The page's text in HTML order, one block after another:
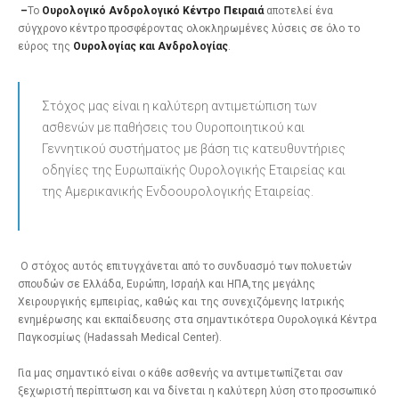
–Το Ουρολογικό Ανδρολογικό Κέντρο Πειραιάαποτελεί ένα
σύγχρονο κέντρο προσφέροντας ολοκληρωμένες λύσεις σε όλο το
εύρος της Ουρολογίας και Ανδρολογίας
Στόχος μας είναι η καλύτερη αντιμετώπιση των
ασθενών με παθήσεις του Ουροποιητικού και
Γεννητικού συστήματος με βάση τις κατευθυντήριες
οδηγίες της Ευρωπαϊκής Ουρολογικής Εταιρείας και
της Αμερικανικής Ενδοουρολογικής Εταιρείας.
Ο στόχος αυτός επιτυγχάνεται από το συνδυασμό των πολυετών
σπουδών σε Ελλάδα, Ευρώπη, Ισραήλ και ΗΠΑ,της μεγάλης
Χειρουργικής εμπειρίας, καθώς και της συνεχιζόμενης Ιατρικής
ενημέρωσης και εκπαίδευσης στα σημαντικότερα Ουρολογικά Κέντρα
Παγκοσμίως (Hadassah Medical Center).
Για μας σημαντικό είναι ο κάθε ασθενής να αντιμετωπίζεται σαν
ξεχωριστή περίπτωση και να δίνεται η καλύτερη λύση στο προσωπικό